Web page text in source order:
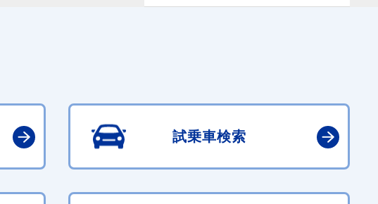
試乗車検索